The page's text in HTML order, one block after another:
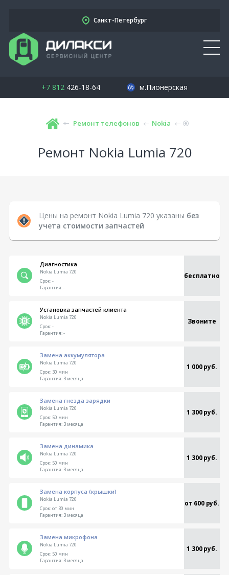
Санкт-Петербург
+7 812426-18-64 м.Пионерская
Ремонт телефонов Nokia
Ремонт Nokia Lumia 720
Цены на ремонт Nokia Lumia 720 указаны без
учета стоимости запчастей
Диагностика
Nokia Lumia 720 бесплатно
Срок:-
Гарантия:-
Установка запчастей клиента
Nokia Lumia 720 Звоните
Срок:-
Гарантия:-
Замена аккумулятора
Nokia Lumia 720 1 000 руб.
Срок:30 мин
Гарантия:3 месяца
Замена гнезда зарядки
Nokia Lumia 720 1 300 руб.
Срок:50 мин
Гарантия:3 месяца
Замена динамика
Nokia Lumia 720 1 300 руб.
Срок:50 мин
Гарантия:3 месяца
Замена корпуса (крышки)
Nokia Lumia 720 от 600 руб.
Срок:от 30 мин
Гарантия:3 месяца
Замена микрофона
Nokia Lumia 720 1 300 руб.
Срок:50 мин
Гарантия:3 месяца